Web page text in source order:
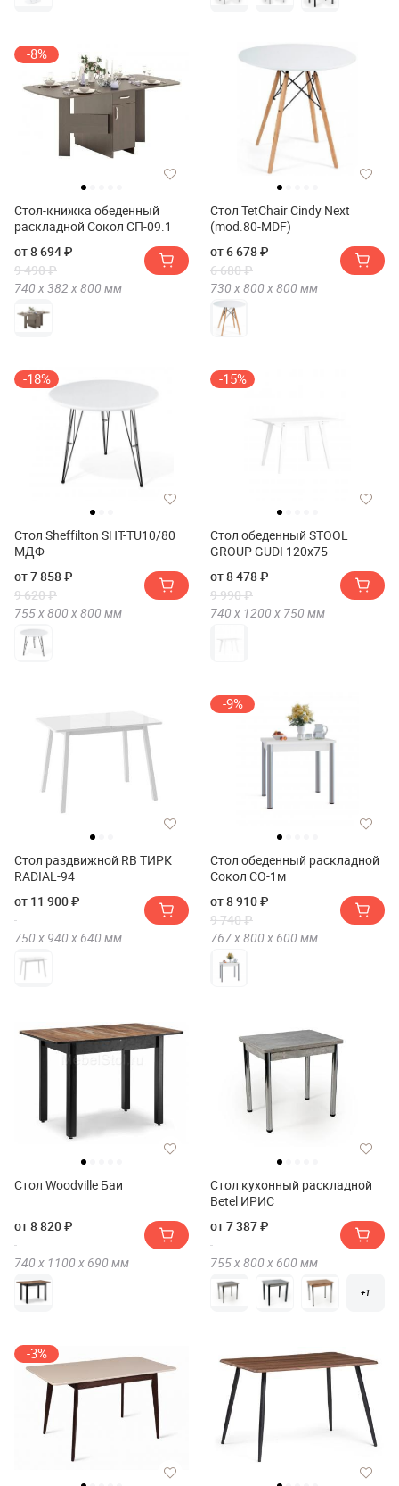
-8%
Стол-книжка обеденный
раскладной Сокол СП-09.1
от 8 694 ₽
9 490 ₽
740 х382 х800 мм
Стол TetChair Cindy Next
(mod.80-MDF)
от 6 678 ₽
6 680 ₽
730 х800 х800 мм
-18%
Стол Sheffilton SHT-TU10/80
МДФ
от 7 858 ₽
9 620 ₽
755 х800 х800 мм
-15%
Стол обеденный STOOL
GROUP GUDI 120х75
от 8 478 ₽
9 990 ₽
740 х 1200 х 750 мм
Стол раздвижной RB ТИРК
RADIAL-94
от 11 900 ₽
750 х 940 х 640 мм
-9%
Стол обеденный раскладной
Сокол СО-1м
от 8 910 ₽
9 740 ₽
767 х800 х 600 мм
Стол Woodville Баи
от 8 820 ₽
740 х 1100 х 690 мм
Стол кухонный раскладной
Betel ИРИС
от 7 387 ₽
755 х800 х 600 мм
+1
-3%